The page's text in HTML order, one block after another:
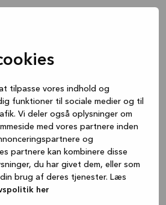
tilpasse vores indhold og
funktioner til sociale medier og til
Vi deler også oplysninger om
med vores partnere inden
og
partnere kan kombinere disse
du har givet dem, eller som
brug af deres tjenester. Læs
her